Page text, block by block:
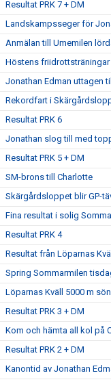
Resultat PRK 7 + DM
Landskampsseger för
Anmälan till Umemilen
Höstens friidrottsträningar
Jonathan Edman uttagen
Rekordfart i
Resultat PRK 6
Jonathan slog till med
Resultat PRK 5 + DM
SM-brons till Charlotte
Skärgårdsloppet blir GP-
Fina resultat i solig
Resultat PRK 4
Resultat från Löparnas
Spring Sommarmilen
Löparnas Kväll 5000 m
Resultat PRK 3 + DM
Kom och hämta all kol på
Resultat PRK 2 + DM
Kanontid av Jonathan